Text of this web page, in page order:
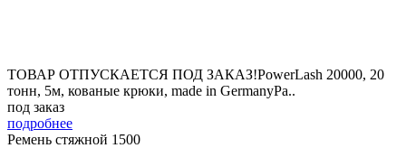
ТОВАР ОТПУСКАЕТСЯ ПОД ЗАКАЗ!PowerLash 20000, 20
тонн, 5м, кованые крюки, made in GermanyРа..
под заказ
подробнее
Ремень стяжной 1500